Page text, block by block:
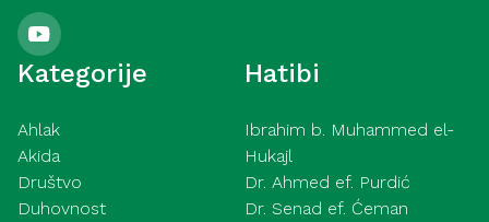
Kategorije
Ahlak
Akida
Društvo
Duhovnost
Hatibi
Ibrahim b. Muhammed el-
Hukajl
Dr. Ahmed ef. Purdić
Dr. Senad ef. Ćeman